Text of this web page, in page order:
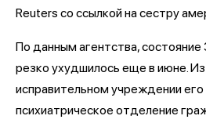
Reuters со ссылкой на сестру
По данным агентства,
резко ухудшилось еще в июне.
исправительном учреждении его
психиатрическое отделение